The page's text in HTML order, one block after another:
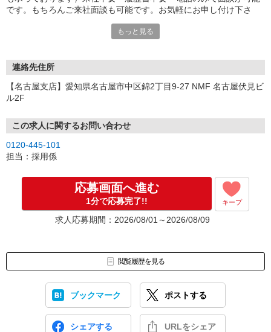
です。もちろんご来社面談も可能です。お気軽にお申し付け下さ
もっと見る
連絡先住所
【名古屋支店】愛知県名古屋市中区錦2丁目9-27 NMF 名古屋伏見ビ
ル2F
この求人に関するお問い合わせ
0120-445-101
担当：採用係
応募画面へ進む
1分で応募完了!! キープ
求人応募期間：2026/08/01～2026/08/09
閲覧履歴を見る
ブックマーク ポストする
シェアする URLをシェア